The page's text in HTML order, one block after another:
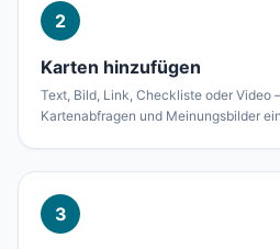
2
Karten hinzufügen
Text, Bild, Link, Checkliste oder Video
Kartenabfragen und Meinungsbilder
3